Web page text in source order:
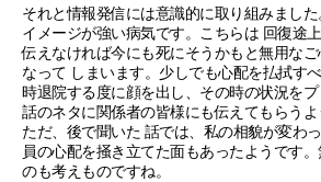
それと情報発信には意識的に取り組みまし
イメージが強い病気です。こちらは 回復途
伝えなければ今にも死にそうかもと無用な
なって しまいます。少しでも心配を払拭す
時退院する度に顔を出し、その時の状況をプ
話のネタに関係者の皆様にも伝えてもらうよ
ただ、後で聞いた 話では、私の相貌が変わ
員の心配を掻き立てた面もあったようです
のも考えものですね。